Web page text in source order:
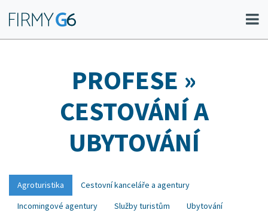
PROFESE »
CESTOVÁNÍ A
UBYTOVÁNÍ
Agroturistika
Cestovní kanceláře a agentury
Incomingové agentury
Služby turistům Ubytování